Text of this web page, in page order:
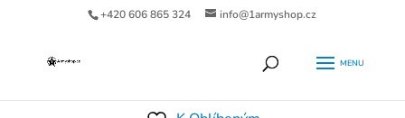
+420 606 865 324 info@1armyshop.cz